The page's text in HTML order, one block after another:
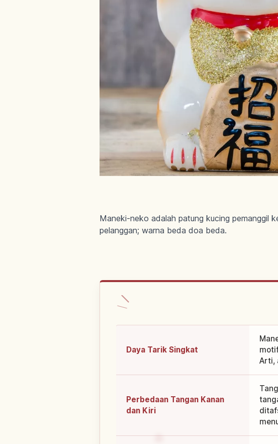
Maneki-neko adalah patung kucing pemanggil
pelanggan; warna beda doa beda.
Daya Tarik Singkat
Arti,
Perbedaan Tangan Kanan
dan Kiri